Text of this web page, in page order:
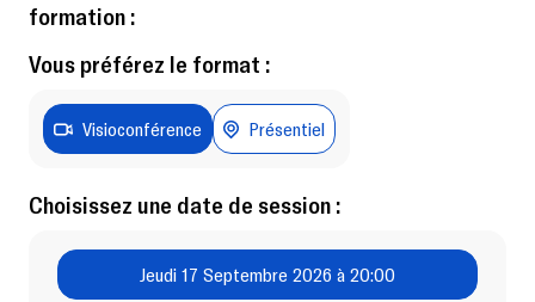
formation :
Vous préférez le format :
Visioconférence Présentiel
Choisissez une date de session :
Jeudi 17 Septembre 2026 à 20:00